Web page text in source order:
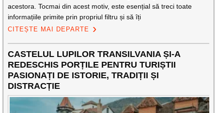
acestora. Tocmai din acest motiv, este esențial să treci toate
informațiile primite prin propriul filtru și să îți
CITEȘTE MAI DEPARTE
CASTELUL LUPILOR TRANSILVANIA ȘI-A
REDESCHIS PORȚILE PENTRU TURIȘTII
PASIONAȚI DE ISTORIE, TRADIȚII ȘI
DISTRACȚIE